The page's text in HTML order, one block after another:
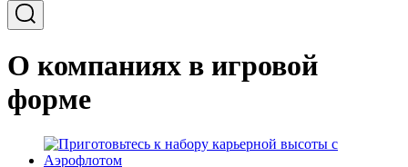
О компаниях в игровой
форме